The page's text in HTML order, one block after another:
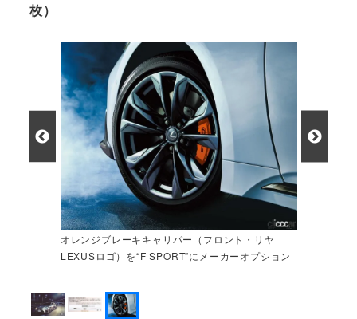
枚）
オレンジブレーキキャリパー（フロント・リヤ
LEXUSロゴ）を“F SPORT”にメーカーオプション